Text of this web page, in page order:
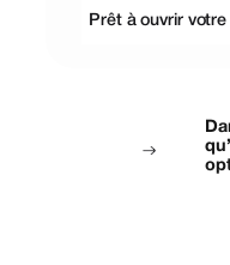
Prêt à ouvrir votre